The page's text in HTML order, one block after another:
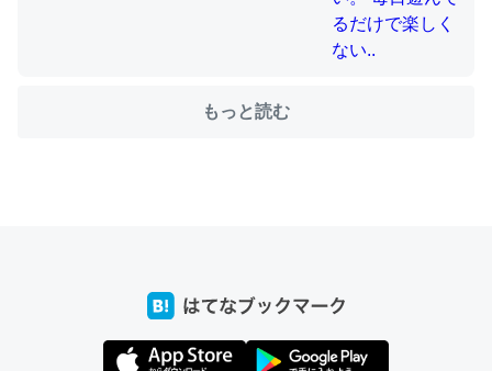
─たまにLINEするくらいだった遠方の父67歳と僕。ITツール導入で
もっと読む